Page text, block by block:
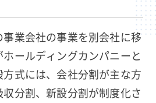
業会社の事業を別会社に移
ールディングカンパニーと
式には、会社分割が主な方
分割、新設分割が制度化さ